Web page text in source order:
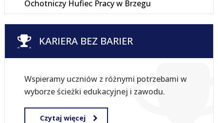
Ochotniczy Hufiec Pracy w Brzegu
KARIERA BEZ BARIER
Wspieramy uczniów z różnymi potrzebami w
wyborze ścieżki edukacyjnej i zawodu.
Czytaj więcej